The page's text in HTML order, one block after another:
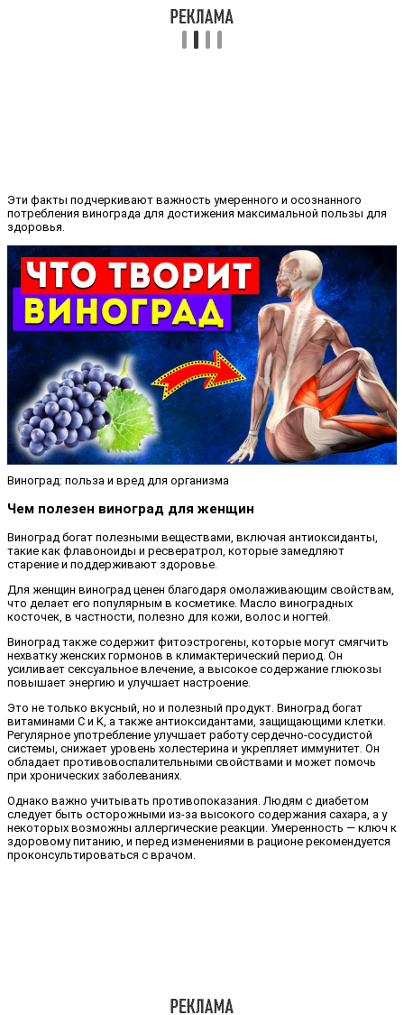
Эти факты подчеркивают важность умеренного и осознанного
потребления винограда для достижения максимальной пользы для
здоровья.
Виноград: польза и вред для организма
Чем полезен виноград для женщин
Виноград богат полезными веществами, включая антиоксиданты,
такие как флавоноиды и ресвератрол, которые замедляют
старение и поддерживают здоровье.
Для женщин виноград ценен благодаря омолаживающим свойствам,
что делает его популярным в косметике. Масло виноградных
косточек, в частности, полезно для кожи, волос и ногтей.
Виноград также содержит фитоэстрогены, которые могут смягчить
нехватку женских гормонов в климактерический период. Он
усиливает сексуальное влечение, а высокое содержание глюкозы
повышает энергию и улучшает настроение.
Это не только вкусный, но и полезный продукт. Виноград богат
витаминами C и K, а также антиоксидантами, защищающими клетки.
Регулярное употребление улучшает работу сердечно-сосудистой
системы, снижает уровень холестерина и укрепляет иммунитет. Он
обладает противовоспалительными свойствами и может помочь
при хронических заболеваниях.
Однако важно учитывать противопоказания. Людям с диабетом
следует быть осторожными из-за высокого содержания сахара, а у
некоторых возможны аллергические реакции. Умеренность — ключ к
здоровому питанию, и перед изменениями в рационе рекомендуется
проконсультироваться с врачом.